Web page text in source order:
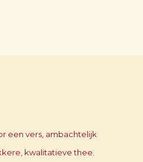
een vers, ambachtelijk
kwalitatieve thee.